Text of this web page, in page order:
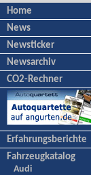
Home
News
Newsticker
Newsarchiv
CO2-Rechner
Erfahrungsberichte
Fahrzeugkatalog
Audi